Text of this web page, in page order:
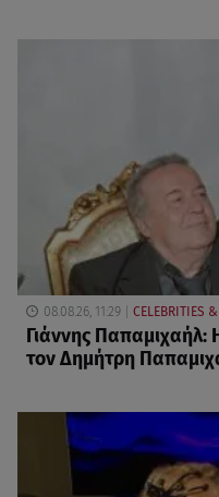
08.08.26, 11:29 CELEBRITIES
Γιάννης Παπαμιχαήλ:
τον Δημήτρη